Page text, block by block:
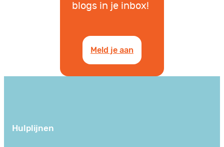
blogs in je inbox!
Meld je aan
Hulplijnen